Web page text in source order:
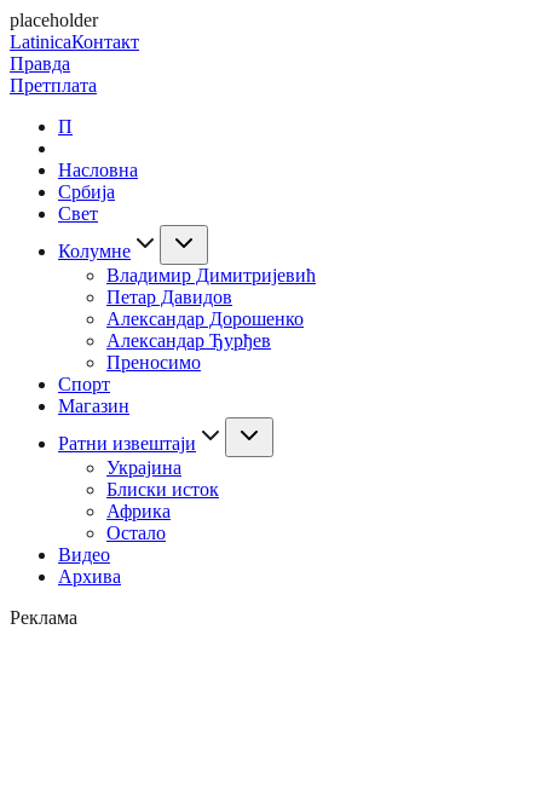
placeholder
LatinicaКонтакт
Правда
Претплата
П
Насловна
Србија
Свет
Колумне
Владимир Димитријевић
Петар Давидов
Александар Дорошенко
Александар Ђурђев
Преносимо
Спорт
Магазин
Ратни извештаји
Украјина
Блиски исток
Африка
Остало
Видео
Архива
Реклама